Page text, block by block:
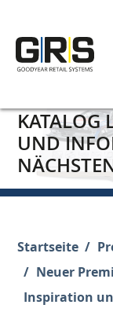
Inhalt
KATALOG
UND
Startseite
Neuer
Inspiration